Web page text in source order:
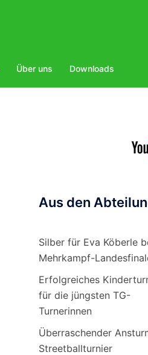
Über uns Downloads
Aus den
Silber für Eva Köberle
Mehrkampf-
Erfolgreiches
für die jüngsten TG-
Turnerinnen
Überraschender
Streetballturnier